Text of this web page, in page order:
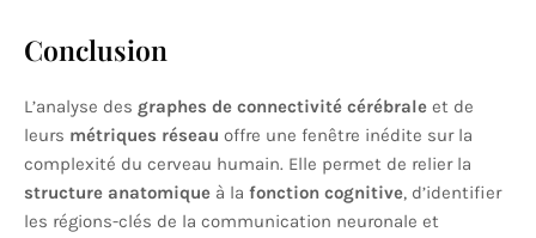
Conclusion
L’analyse des graphes de connectivité cérébrale et de
leurs métriques réseau offre une fenêtre inédite sur la
complexité du cerveau humain. Elle permet de relier la
structure anatomique à la fonction cognitive, d’identifier
les régions-clés de la communication neuronale et